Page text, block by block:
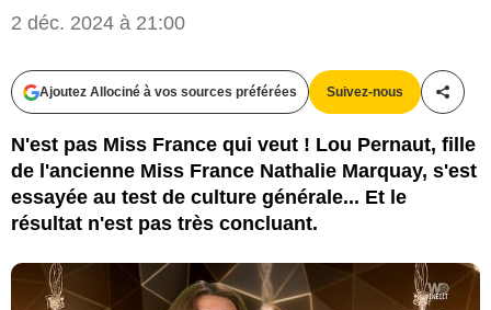
2 déc. 2024 à 21:00
Ajoutez Allociné à vos sources préférées Suivez-nous
N'est pas Miss France qui veut ! Lou Pernaut, fille
de l'ancienne Miss France Nathalie Marquay, s'est
essayée au test de culture générale... Et le
résultat n'est pas très concluant.